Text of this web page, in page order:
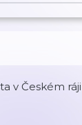
v Českém